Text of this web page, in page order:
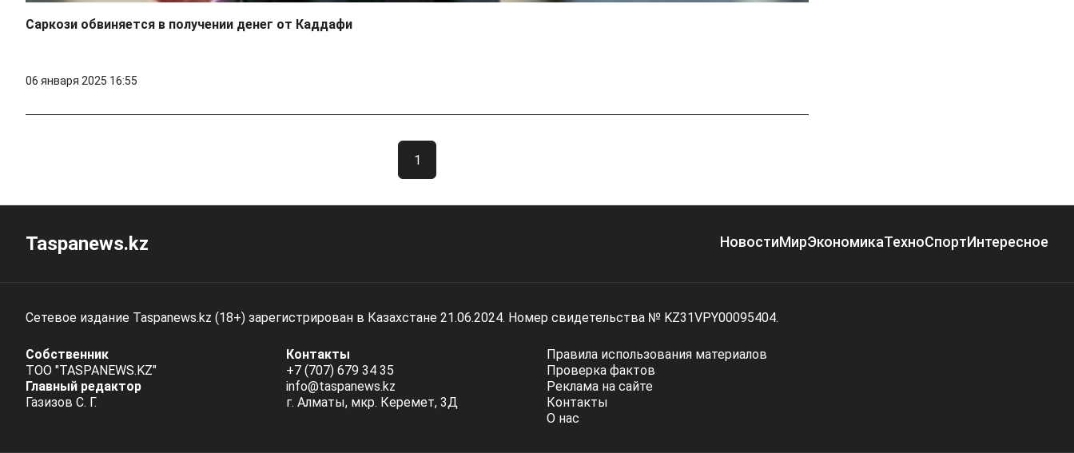
Саркози обвиняется в получении денег от Каддафи
06 января 2025 16:55
1
Taspanews.kz НовостиМирЭкономикаТехноСпортИнтересное
Сетевое издание Taspanews.kz (18+) зарегистрирован в Казахстане 21.06.2024. Номер свидетельства № KZ31VPY00095404.
Собственник
ТОО "TASPANEWS.KZ"
Главный редактор
Газизов С. Г.
Контакты
+7 (707) 679 34 35
info@taspanews.kz
г. Алматы, мкр. Керемет, 3Д
Правила использования материалов
Проверка фактов
Реклама на сайте
Контакты
О нас